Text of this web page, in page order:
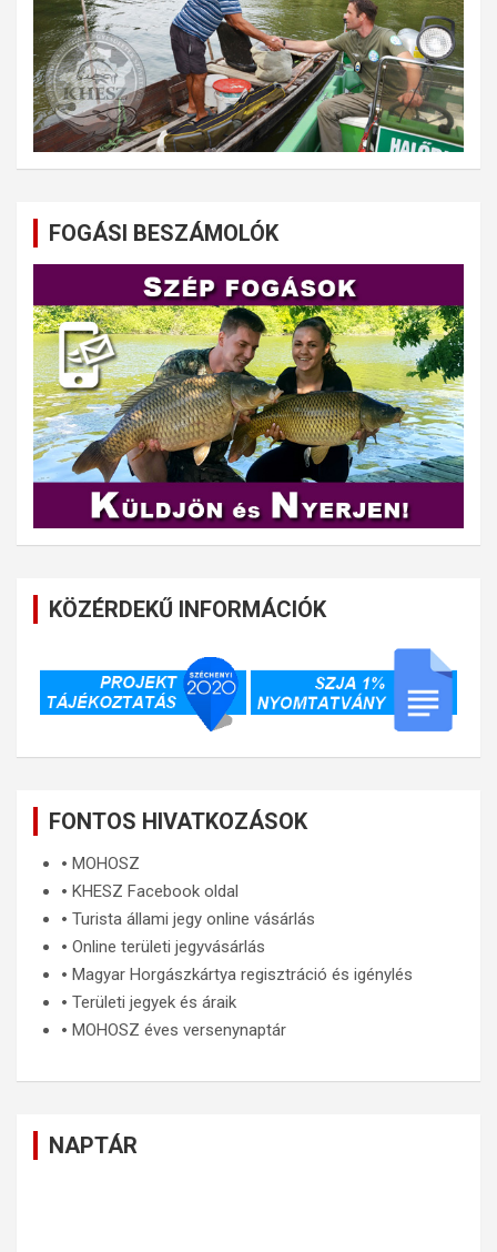
FOGÁSI BESZÁMOLÓK
KÖZÉRDEKŰ INFORMÁCIÓK
FONTOS HIVATKOZÁSOK
🞄 MOHOSZ
🞄 KHESZ Facebook oldal
🞄 Turista állami jegy online vásárlás
🞄 Online területi jegyvásárlás
🞄 Magyar Horgászkártya regisztráció és igénylés
🞄 Területi jegyek és áraik
🞄 MOHOSZ éves versenynaptár
NAPTÁR